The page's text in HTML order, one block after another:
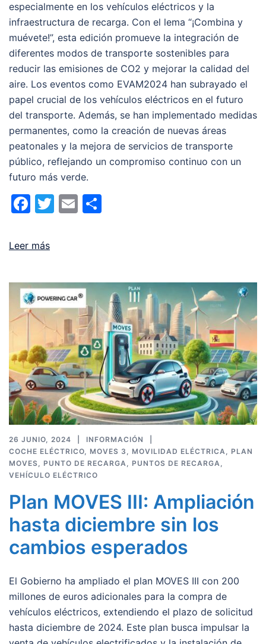
especialmente en los vehículos eléctricos y la
infraestructura de recarga. Con el lema “¡Combina y
muévete!”, esta edición promueve la integración de
diferentes modos de transporte sostenibles para
reducir las emisiones de CO2 y mejorar la calidad del
aire. Los eventos como EVAM2024 han subrayado el
papel crucial de los vehículos eléctricos en el futuro
del transporte. Además, se han implementado medidas
permanentes, como la creación de nuevas áreas
peatonales y la mejora de servicios de transporte
público, reflejando un compromiso continuo con un
futuro más verde.
Facebook
Twitter
Email
Leer más
26 JUNIO, 2024
INFORMACIÓN
COCHE ELÉCTRICO
MOVES 3 MOVILIDAD ELÉCTRICA
PLAN
MOVES
PUNTO DE RECARGA PUNTOS DE RECARGA
VEHÍCULO ELÉCTRICO
Plan MOVES III: Ampliación
hasta diciembre sin los
cambios esperados
El Gobierno ha ampliado el plan MOVES III con 200
millones de euros adicionales para la compra de
vehículos eléctricos, extendiendo el plazo de solicitud
hasta diciembre de 2024. Este plan busca impulsar la